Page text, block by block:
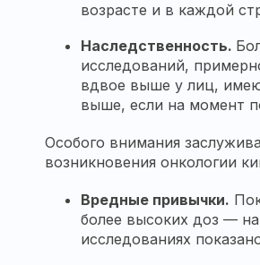
возрасте и в каждой
Наследственность.
исследований,
вдвое выше у лиц,
выше, если на момент
Особого внимания
возникновения онкологии
Вредные привычки.
более высоких доз —
исследованиях